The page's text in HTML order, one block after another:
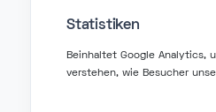
Statistiken
Beinhaltet Google Analytics,
verstehen, wie Besucher
Hilfe
support@fonzer.com